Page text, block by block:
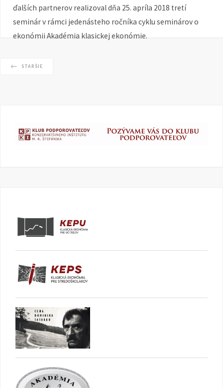
ďalších partnerov realizoval dňa 25. apríla 2018 tretí
seminár v rámci jedenásteho ročníka cyklu seminárov o
ekonómii Akadémia klasickej ekonómie.
STARŠIE